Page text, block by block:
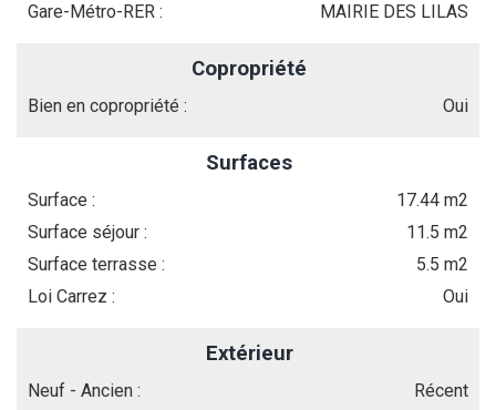
Gare-Métro-RER :
MAIRIE DES LILAS
Copropriété
Bien en copropriété : Oui
Surfaces
Surface :
17.44 m2
Surface séjour :
11.5 m2
Surface terrasse :
5.5 m2
Loi Carrez :
Oui
Extérieur
Neuf - Ancien :
Récent